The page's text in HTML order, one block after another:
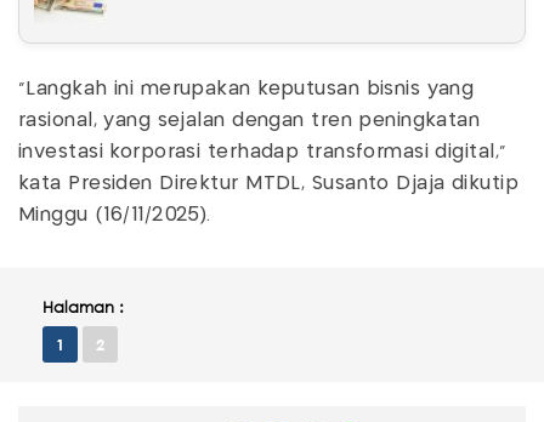
“Langkah ini merupakan keputusan bisnis yang
rasional, yang sejalan dengan tren peningkatan
investasi korporasi terhadap transformasi digital,”
kata Presiden Direktur MTDL, Susanto Djaja dikutip
Minggu (16/11/2025).
Halaman :
1 2